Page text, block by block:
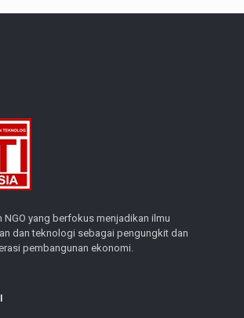
NGO yang berfokus menjadikan ilmu
dan teknologi sebagai pengungkit dan
pembangunan ekonomi.